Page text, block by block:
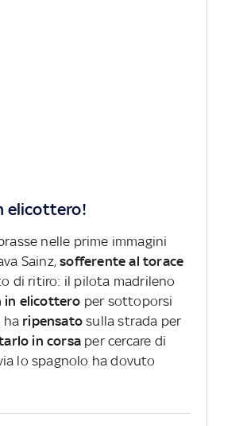
elicottero!
nelle prime immagini
Sainz,sofferente al torace
di ritiro: il pilota madrileno
in elicottero per sottoporsi
ha ripensato sulla strada per
in corsa per cercare di
lo spagnolo ha dovuto